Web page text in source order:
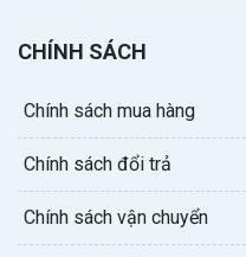
CHÍNH SÁCH
Chính sách mua hàng
Chính sách đổi trả
Chính sách vận chuyển